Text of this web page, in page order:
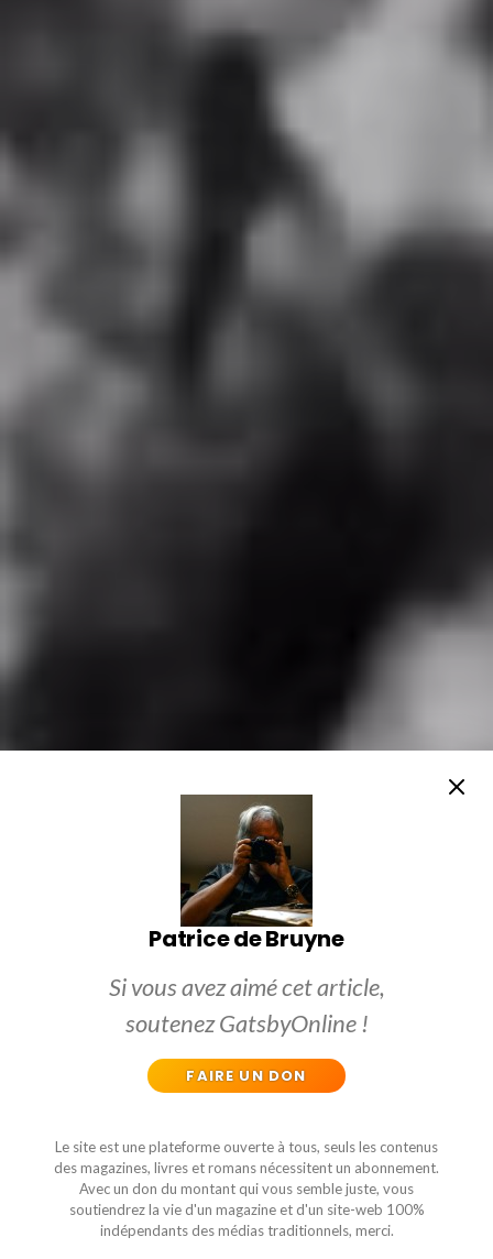
Patrice de Bruyne
Si vous avez aimé cet article,
soutenez GatsbyOnline !
FAIRE UN DON
Le site est une plateforme ouverte à tous, seuls les contenus
des magazines, livres et romans nécessitent un abonnement.
Avec un don du montant qui vous semble juste, vous
soutiendrez la vie d'un magazine et d'un site-web 100%
indépendants des médias traditionnels, merci.